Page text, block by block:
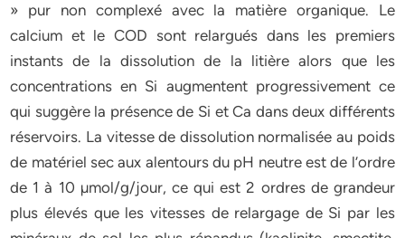
» pur non complexé avec la matière organique. Le
calcium et le COD sont relargués dans les premiers
instants de la dissolution de la litière alors que les
concentrations en Si augmentent progressivement ce
qui suggère la présence de Si et Ca dans deux différents
réservoirs. La vitesse de dissolution normalisée au poids
de matériel sec aux alentours du pH neutre est de l’ordre
de 1 à 10 µmol/g/jour, ce qui est 2 ordres de grandeur
plus élevés que les vitesses de relargage de Si par les